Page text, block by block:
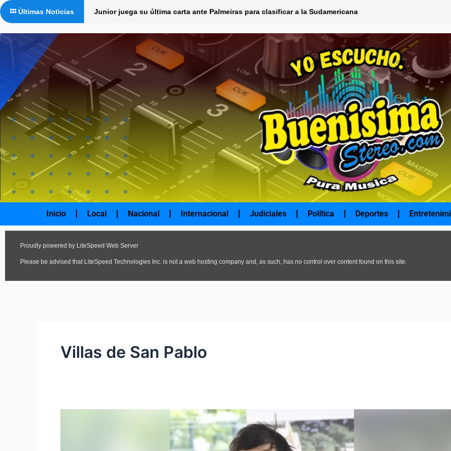
Ir
al
contenido
Ùltimas Noticias Junior juega su última carta ante Palmeiras para clasificar a la Sudamericana
Inicio Local Nacional Internacional Judiciales Política Deportes
Villas de San Pablo